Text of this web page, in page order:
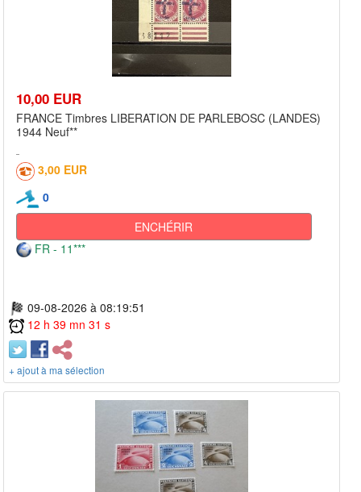
10,00 EUR
FRANCE Timbres LIBERATION DE PARLEBOSC (LANDES)
1944 Neuf**
3,00 EUR
0
ENCHÉRIR
FR - 11***
09-08-2026 à 08:19:51
12 h 39 mn 31 s
+ ajout à ma sélection